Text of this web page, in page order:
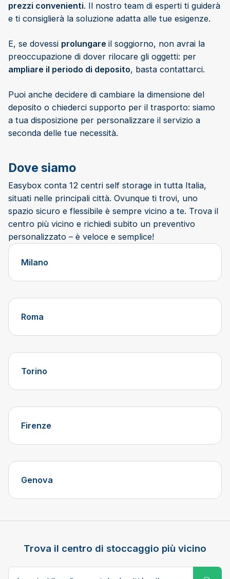
prezzi convenienti. Il nostro team di esperti ti guiderà
e ti consiglierà la soluzione adatta alle tue esigenze.
E, se dovessi prolungare il soggiorno, non avrai la
preoccupazione di dover rilocare gli oggetti: per
ampliare il periodo di deposito, basta contattarci.
Puoi anche decidere di cambiare la dimensione del
deposito o chiederci supporto per il trasporto: siamo
a tua disposizione per personalizzare il servizio a
seconda delle tue necessità.
Dove siamo
Easybox conta 12 centri self storage in tutta Italia,
situati nelle principali città. Ovunque ti trovi, uno
spazio sicuro e flessibile è sempre vicino a te. Trova il
centro più vicino e richiedi subito un preventivo
personalizzato – è veloce e semplice!
Milano
Roma
Torino
Firenze
Genova
Trova il centro di stoccaggio più vicino
Codice postale, città o paese